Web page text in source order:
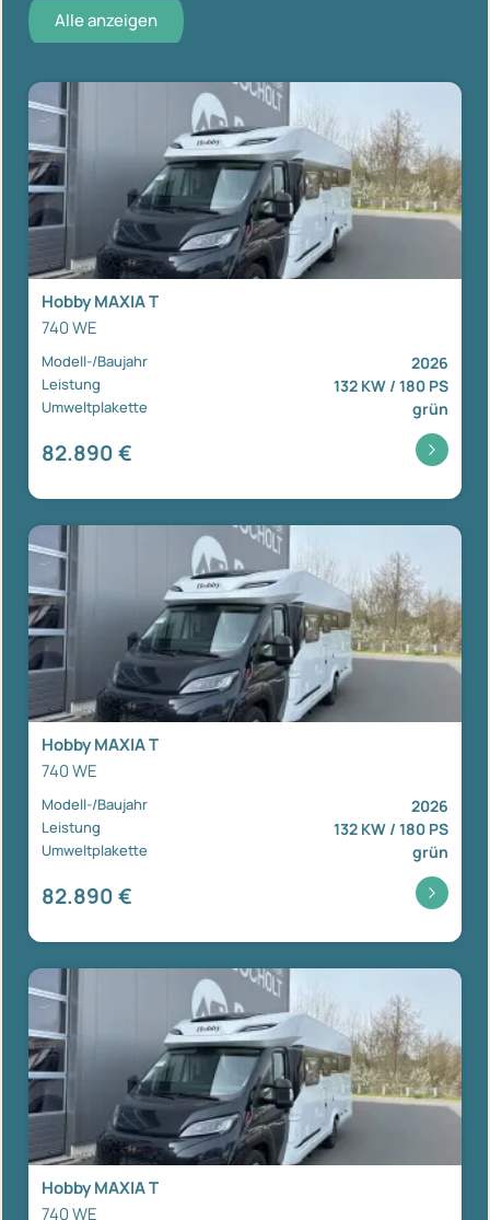
Alle anzeigen
Hobby MAXIA T
740 WE
Modell-/Baujahr 2026
Leistung 132 KW / 180 PS
Umweltplakette grün
82.890 €
Hobby MAXIA T
740 WE
Modell-/Baujahr 2026
Leistung 132 KW / 180 PS
Umweltplakette grün
82.890 €
Hobby MAXIA T
740 WE